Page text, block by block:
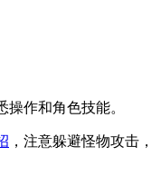
作和角色技能。
，注意躲避怪物攻击，